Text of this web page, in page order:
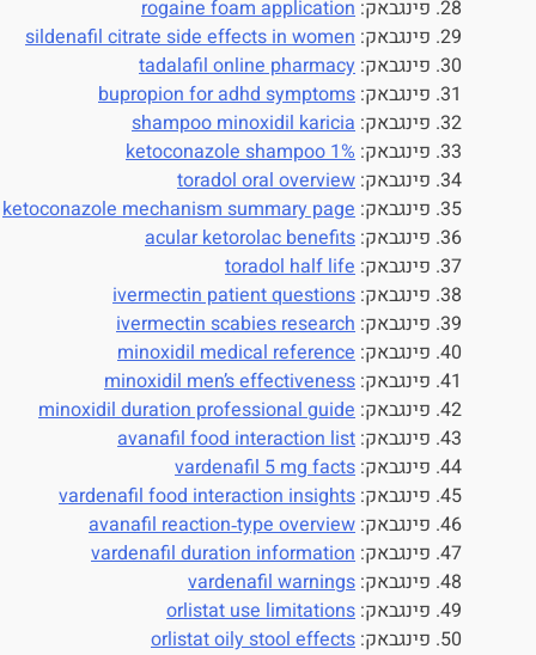
פינגבאק: rogaine foam application
פינגבאק: sildenafil citrate side effects in women
פינגבאק: tadalafil online pharmacy
פינגבאק: bupropion for adhd symptoms
פינגבאק: shampoo minoxidil karicia
פינגבאק: ketoconazole shampoo 1%
פינגבאק: toradol oral overview
פינגבאק: ketoconazole mechanism summary page
פינגבאק: acular ketorolac benefits
פינגבאק: toradol half life
פינגבאק: ivermectin patient questions
פינגבאק: ivermectin scabies research
פינגבאק: minoxidil medical reference
פינגבאק: minoxidil men’s effectiveness
פינגבאק: minoxidil duration professional guide
פינגבאק: avanafil food interaction list
פינגבאק: vardenafil 5 mg facts
פינגבאק: vardenafil food interaction insights
פינגבאק: avanafil reaction‑type overview
פינגבאק: vardenafil duration information
פינגבאק: vardenafil warnings
פינגבאק: orlistat use limitations
פינגבאק: orlistat oily stool effects
משרות חמות לוואטסאפ